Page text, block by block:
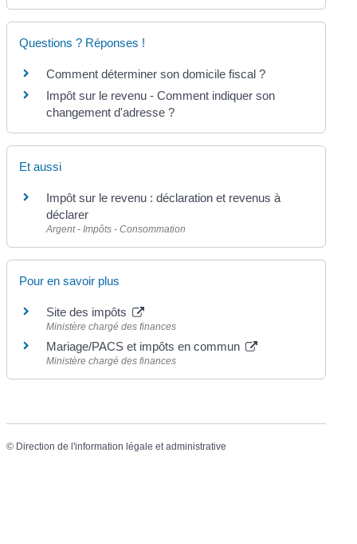
Questions ? Réponses !
Comment déterminer son domicile fiscal ?
Impôt sur le revenu - Comment indiquer son
changement d'adresse ?
Et aussi
Impôt sur le revenu : déclaration et revenus à
déclarer
Argent - Impôts - Consommation
Pour en savoir plus
Site des impôts
Ministère chargé des finances
Mariage/PACS et impôts en commun
Ministère chargé des finances
© Direction de l'information légale et administrative